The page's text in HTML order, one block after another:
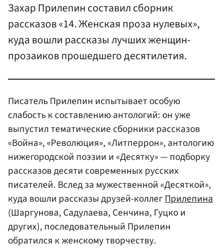
Захар Прилепин составил сборник
рассказов «14. Женская проза нулевых»,
куда вошли рассказы лучших женщин-
прозаиков прошедшего десятилетия.
Писатель Прилепин испытывает особую
слабость к составлению антологий: он уже
выпустил тематические сборники рассказов
«Война», «Революция», «Литперрон», антологию
нижегородской поэзии и «Десятку» — подборку
рассказов десяти современных русских
писателей. Вслед за мужественной «Десяткой»,
куда вошли рассказы друзей-коллегПрилепина
(Шаргунова, Садулаева, Сенчина, Гуцко и
других), последовательный Прилепин
обратился к женскому творчеству.